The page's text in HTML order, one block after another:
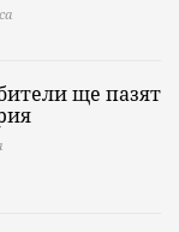
ще пазят